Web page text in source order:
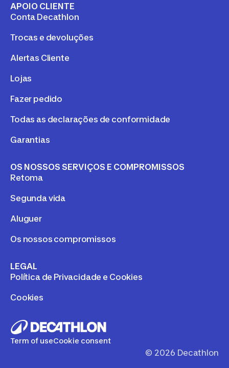
APOIO CLIENTE
Conta Decathlon
Trocas e devoluções
Alertas Cliente
Lojas
Fazer pedido
Todas as declarações de conformidade
Garantias
OS NOSSOS SERVIÇOS E COMPROMISSOS
Retoma
Segunda vida
Aluguer
Os nossos compromissos
LEGAL
Política de Privacidade e Cookies
Cookies
Term of useCookie consent
© 2026 Decathlon